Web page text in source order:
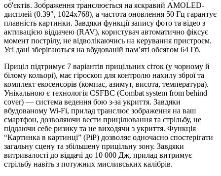
об'єктів. Зображення транслюється на яскравий AMOLED-
дисплей (0.39", 1024x768), а частота оновлення 50 Гц гарантує
плавність картинки. Завдяки функції запису фото та відео з
активацією віддачею (RAV), користувач автоматично фіксує
момент пострілу, не відволікаючись на керування пристроєм.
Усі дані зберігаються на вбудованій пам’яті обсягом 64 Гб.
Приціл підтримує 7 варіантів прицільних сіток (у чорному й
білому кольорі), має гіроскоп для контролю нахилу зброї та
комплект екосенсорів (компас, азимут, висота, температура).
Унікальною є технологія CSFBC (Combat system from behind
cover) — система ведення бою з-за укриття. Завдяки
вбудованому Wi-Fi, прилад транслює зображення на ваш
смартфон, дозволяючи вести прицілювання та стрільбу, не
піддаючи себе ризику та не виходячи з укриття. Функція
“Картинка в картинці” (PiP) дозволяє одночасно спостерігати
загальну сцену та збільшену прицільну зону. Завдяки
витривалості до віддачі до 10 000 Дж, прилад витримує
стрільбу навіть з потужних мисливських калібрів.